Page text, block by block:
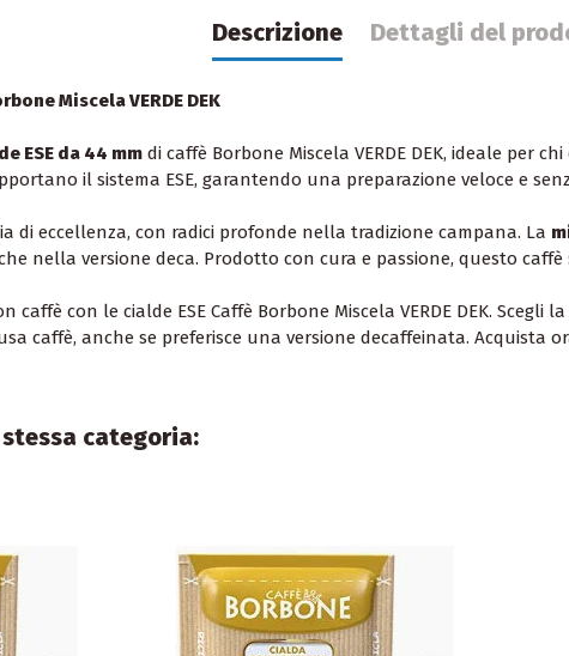
Descrizione Dettagli del
Miscela VERDE DEK
ESE da 44 mm di caffè Borbone Miscela VERDE DEK, ideale per
il sistema ESE, garantendo una preparazione veloce e
di eccellenza, con radici profonde nella tradizione campana. La
nella versione deca. Prodotto con cura e passione, questo
caffè con le cialde ESE Caffè Borbone Miscela VERDE DEK.
caffè, anche se preferisce una versione decaffeinata. Acquista
categoria: